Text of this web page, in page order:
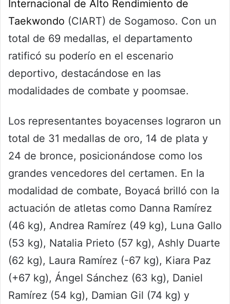
Internacional de Alto Rendimiento de
Taekwondo (CIART) de Sogamoso. Con un
total de 69 medallas, el departamento
ratificó su poderío en el escenario
deportivo, destacándose en las
modalidades de combate y poomsae.
Los representantes boyacenses lograron un
total de 31 medallas de oro, 14 de plata y
24 de bronce, posicionándose como los
grandes vencedores del certamen. En la
modalidad de combate, Boyacá brilló con la
actuación de atletas como Danna Ramírez
(46 kg), Andrea Ramírez (49 kg), Luna Gallo
(53 kg), Natalia Prieto (57 kg), Ashly Duarte
(62 kg), Laura Ramírez (-67 kg), Kiara Paz
(+67 kg), Ángel Sánchez (63 kg), Daniel
Ramírez (54 kg), Damian Gil (74 kg) y